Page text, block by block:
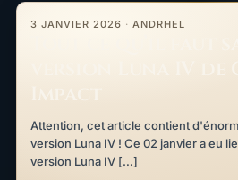
3 JANVIER 2026 · ANDRHEL
Attention, cet article contient
version Luna IV ! Ce 02 janvier a eu
version Luna IV […]
Tout ce qu’il faut savoir sur la